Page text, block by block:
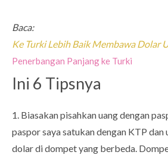
Baca:
Ke Turki Lebih Baik Membawa Dolar
Penerbangan Panjang ke Turki
Ini 6 Tipsnya
1. Biasakan pisahkan uang dengan
paspor saya satukan dengan KTP dan
dolar di dompet yang berbeda.